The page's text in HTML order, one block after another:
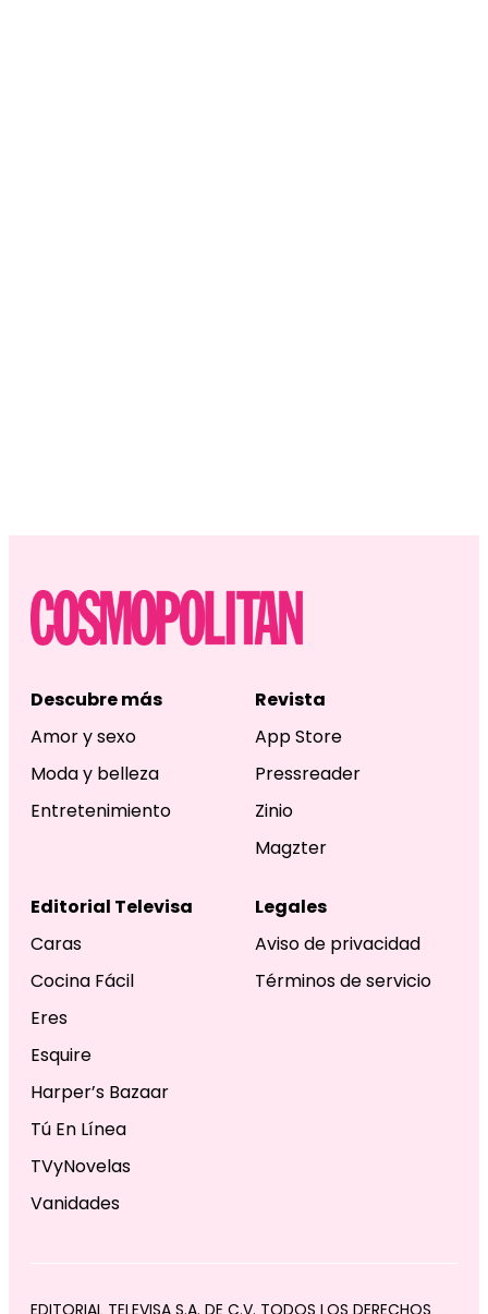
Descubre más
Amor y sexo
Moda y belleza
Entretenimiento
Revista
App Store
Pressreader
Zinio
Magzter
Editorial Televisa
Caras
Cocina Fácil
Eres
Esquire
Harper’s Bazaar
Tú En Línea
TVyNovelas
Vanidades
Legales
Aviso de privacidad
Términos de servicio
EDITORIAL TELEVISA S.A. DE C.V. TODOS LOS DERECHOS